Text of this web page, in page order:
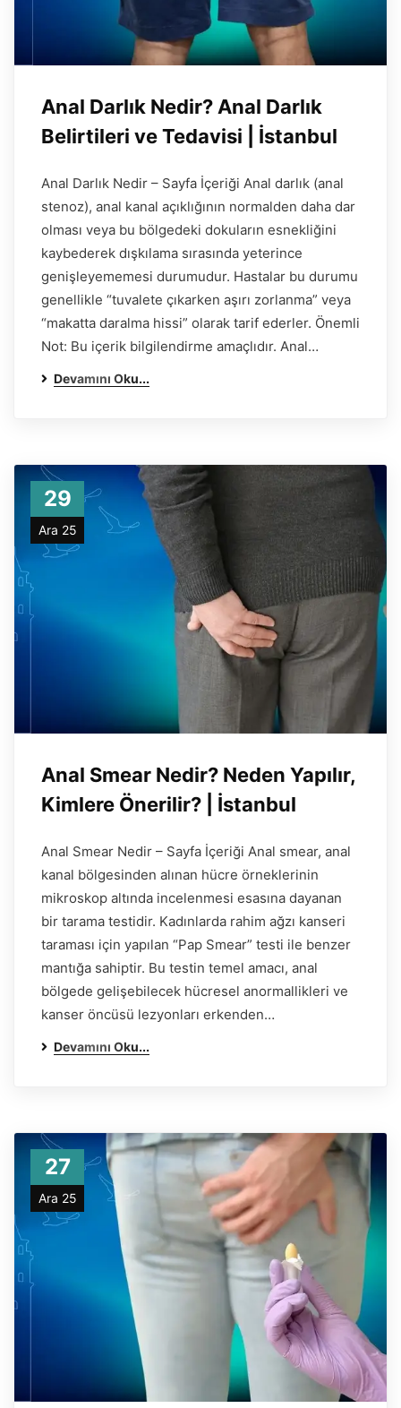
Anal Darlık Nedir? Anal Darlık
Belirtileri ve Tedavisi | İstanbul
Anal Darlık Nedir – Sayfa İçeriği Anal darlık (anal
stenoz), anal kanal açıklığının normalden daha dar
olması veya bu bölgedeki dokuların esnekliğini
kaybederek dışkılama sırasında yeterince
genişleyememesi durumudur. Hastalar bu durumu
genellikle “tuvalete çıkarken aşırı zorlanma” veya
“makatta daralma hissi” olarak tarif ederler. Önemli
Not: Bu içerik bilgilendirme amaçlıdır. Anal…
Devamını Oku...
29
Ara 25
Anal Smear Nedir? Neden Yapılır,
Kimlere Önerilir? | İstanbul
Anal Smear Nedir – Sayfa İçeriği Anal smear, anal
kanal bölgesinden alınan hücre örneklerinin
mikroskop altında incelenmesi esasına dayanan
bir tarama testidir. Kadınlarda rahim ağzı kanseri
taraması için yapılan “Pap Smear” testi ile benzer
mantığa sahiptir. Bu testin temel amacı, anal
bölgede gelişebilecek hücresel anormallikleri ve
kanser öncüsü lezyonları erkenden…
Devamını Oku...
27
Ara 25